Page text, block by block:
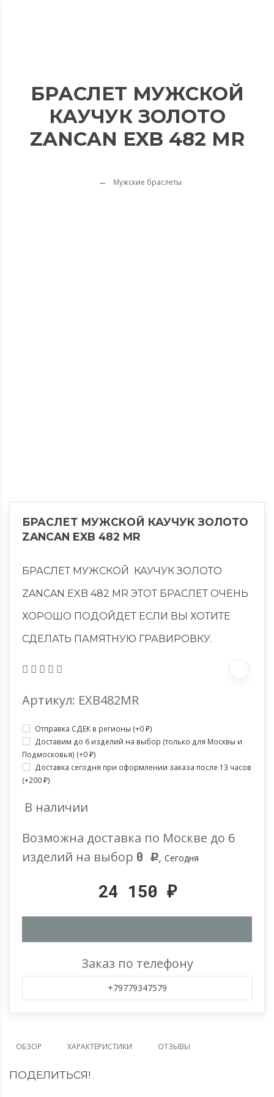
БРАСЛЕТ МУЖСКОЙ
КАУЧУК ЗОЛОТО
ZANCAN EXB 482 MR
Мужские браслеты
БРАСЛЕТ МУЖСКОЙ КАУЧУК ЗОЛОТО
ZANCAN EXB 482 MR
БРАСЛЕТ МУЖСКОЙ КАУЧУК ЗОЛОТО
ZANCAN EXB 482 MR ЭТОТ БРАСЛЕТ ОЧЕНЬ
ХОРОШО ПОДОЙДЕТ ЕСЛИ ВЫ ХОТИТЕ
СДЕЛАТЬ ПАМЯТНУЮ ГРАВИРОВКУ.
Артикул: EXB482MR
Отправка СДЕК в регионы (+0 ₽)
Доставим до 6 изделий на выбор (только для Москвы и
Подмосковья) (+0 ₽)
Доставка сегодня при оформлении заказа после 13 часов
(+200 ₽)
В наличии
Возможна доставка по Москве до 6
изделий на выбор 0 Р, Сегодня
24 150 ₽
Заказ по телефону
+79779347579
ОБЗОР ХАРАКТЕРИСТИКИ ОТЗЫВЫ
ПОДЕЛИТЬСЯ!